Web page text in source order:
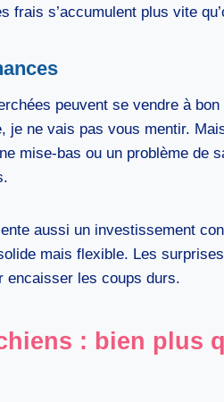
s’accumulent plus vite
peuvent se vendre à
je ne vais pas vous mentir.
mise-bas ou un problème de
aussi un investissement
mais flexible. Les
encaisser les coups durs.
: bien plus